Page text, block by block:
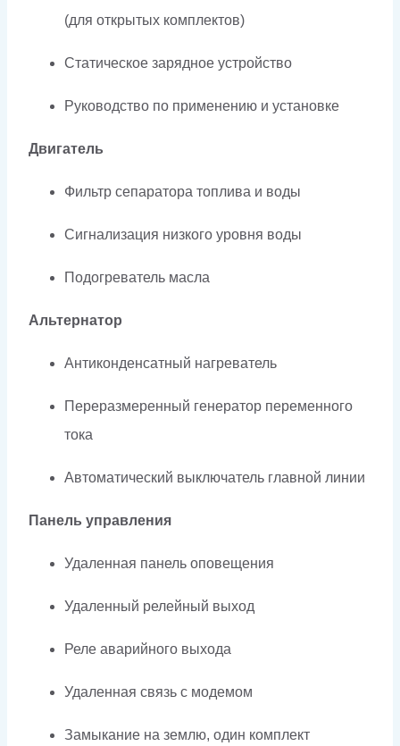
(для открытых комплектов)
Статическое зарядное устройство
Руководство по применению и установке
Двигатель
Фильтр сепаратора топлива и воды
Сигнализация низкого уровня воды
Подогреватель масла
Альтернатор
Антиконденсатный нагреватель
Переразмеренный генератор переменного
тока
Автоматический выключатель главной линии
Панель управления
Удаленная панель оповещения
Удаленный релейный выход
Реле аварийного выхода
Удаленная связь с модемом
Замыкание на землю, один комплект